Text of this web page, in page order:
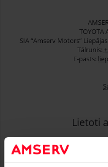
TOYOTA
SIA “Amserv Motors”
Tālrunis:
E-pasts:
Lietoti